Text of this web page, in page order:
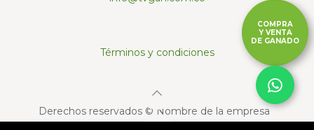
Términos y condiciones
Derechos reservados © Nombre de la empresa
COMPRA
Y VENTA
DE GANADO